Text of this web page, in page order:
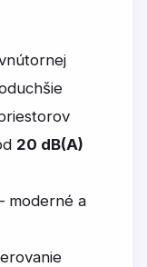
20 dB(A)
moderné a